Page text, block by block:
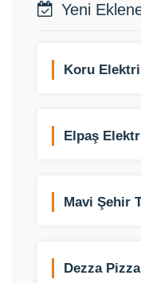
Yeni
Koru
Elpaş
Mavi Şehir
Dezza Pizza